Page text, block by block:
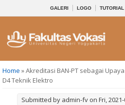
GALERI LOGO TUTORIAL
You are here
Home » Akreditasi BAN-PT sebagai
D4 Teknik Elektro
Submitted by admin-fv on Fri,